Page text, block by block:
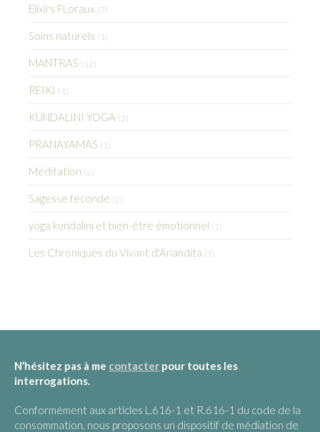
Elixirs FLoraux (7)
Soins naturels (1)
MANTRAS (13)
REIKI (1)
KUNDALINI YOGA (3)
PRANAYAMAS (1)
Méditation (2)
Sagesse féconde (2)
yoga kundalini et bien-être émotionnel (1)
Les Chroniques du Vivant d'Anandita (1)
N’hésitez pas à me contacter pour toutes les
interrogations.
Conformément aux articles L.616-1 et R.616-1 du code de la
consommation, nous proposons un dispositif de médiation de